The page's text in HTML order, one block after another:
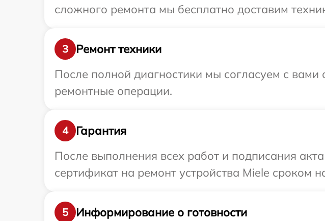
сложного ремонта мы бесплатно доставим
3
Ремонт техники
После полной диагностики мы согласуем с
ремонтные операции.
4
Гарантия
После выполнения всех работ и подписания
сертификат на ремонт устройства Miele сроком
5
Информирование о готовности